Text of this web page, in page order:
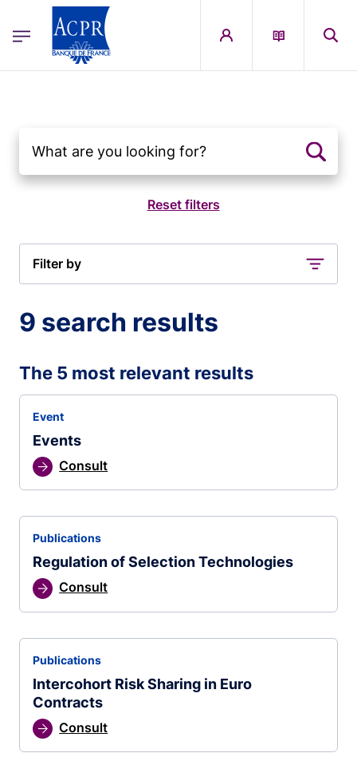
ACPR Menu Principal (English)
Filter by
9 search results
The 5 most relevant results
Events
Event
Consult
Regulation of Selection Technologies
Publications
Consult
Intercohort Risk Sharing in Euro
Contracts
Publications
Consult